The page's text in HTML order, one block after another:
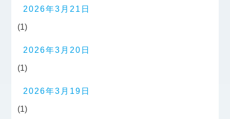
2026年3月21日
(1)
2026年3月20日
(1)
2026年3月19日
(1)